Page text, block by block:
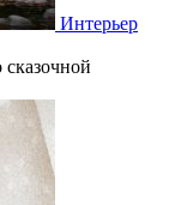
Интерьер
сказочной